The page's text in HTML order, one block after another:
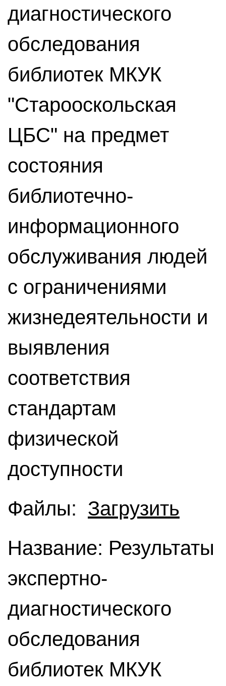
диагностического
обследования
библиотек МКУК
"Старооскольская
ЦБС" на предмет
состояния
библиотечно-
информационного
обслуживания людей
с ограничениями
жизнедеятельности и
выявления
соответствия
стандартам
физической
доступности
Файлы: Загрузить
Название: Результаты
экспертно-
диагностического
обследования
библиотек МКУК